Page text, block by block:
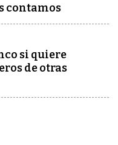
contamos
si quiere
de otras